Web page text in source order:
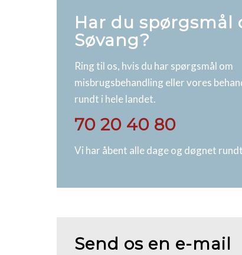
Har du spørgsmål
Søvang?
Ring til os, hvis du har spørgsmål om
misbrugsbehandling eller vores
rundt i hele landet.
70 20 40 80
Vi har åbent alle dage og døgnet
Send os en e-mail